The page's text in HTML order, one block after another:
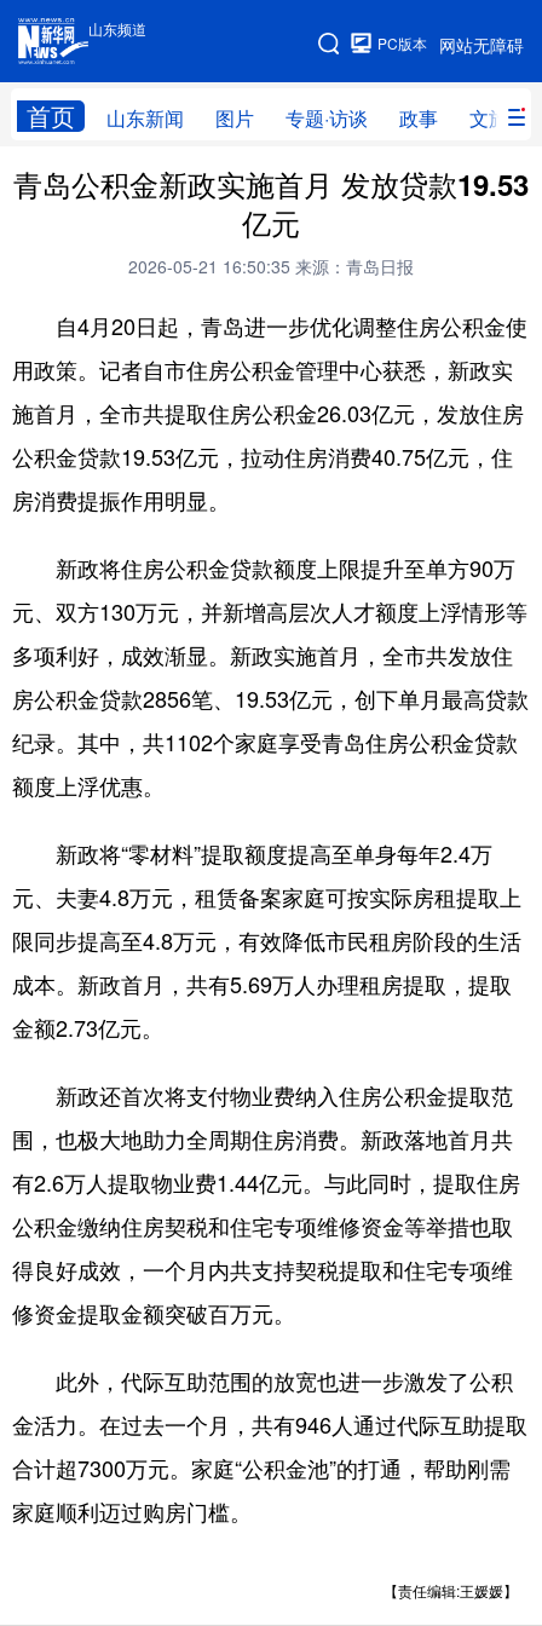
山东频道
网站无障碍
PC版本
首页 山东新闻 图片 专题·访谈 政事 文旅
手机版
网站地图
学习进行时 高层 时政 人事
全球连线
科技 科普 体育 文化
健康 军事 访谈 视频
食品 人居
会展 彩票 娱乐
亚太网 上市公司 投教基地
地方频道
政事 文旅 社会民生 山东产经
文娱 融媒秀 地市 科教
健康 微视齐鲁
多语种频道
English Español Français عربى
Русский язык 日本語 한국어
Deutsch Português
青岛公积金新政实施首月 发放贷款19.53
亿元
2026-05-21 16:50:35 来源：青岛日报
自4月20日起，青岛进一步优化调整住房公积金使
用政策。记者自市住房公积金管理中心获悉，新政实
施首月，全市共提取住房公积金26.03亿元，发放住房
公积金贷款19.53亿元，拉动住房消费40.75亿元，住
房消费提振作用明显。
新政将住房公积金贷款额度上限提升至单方90万
元、双方130万元，并新增高层次人才额度上浮情形等
多项利好，成效渐显。新政实施首月，全市共发放住
房公积金贷款2856笔、19.53亿元，创下单月最高贷款
纪录。其中，共1102个家庭享受青岛住房公积金贷款
额度上浮优惠。
新政将“零材料”提取额度提高至单身每年2.4万
元、夫妻4.8万元，租赁备案家庭可按实际房租提取上
限同步提高至4.8万元，有效降低市民租房阶段的生活
成本。新政首月，共有5.69万人办理租房提取，提取
金额2.73亿元。
新政还首次将支付物业费纳入住房公积金提取范
围，也极大地助力全周期住房消费。新政落地首月共
有2.6万人提取物业费1.44亿元。与此同时，提取住房
公积金缴纳住房契税和住宅专项维修资金等举措也取
得良好成效，一个月内共支持契税提取和住宅专项维
修资金提取金额突破百万元。
此外，代际互助范围的放宽也进一步激发了公积
金活力。在过去一个月，共有946人通过代际互助提取
合计超7300万元。家庭“公积金池”的打通，帮助刚需
家庭顺利迈过购房门槛。
【责任编辑:王媛媛】